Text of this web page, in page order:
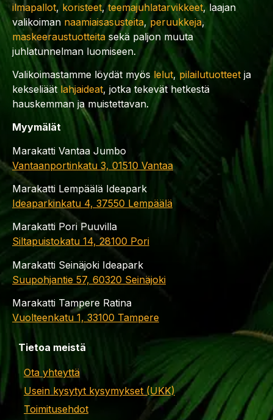
ilmapallot, koristeet,teemajuhlatarvikkeet, laajan
valikoiman naamiaisasusteita, peruukkeja,
maskeeraustuotteita sekä paljon muuta
juhlatunnelman luomiseen.
Valikoimastamme löydät myös lelut,pilailutuotteet ja
kekseliäät lahjaideat, jotka tekevät hetkestä
hauskemman ja muistettavan.
Myymälät
Marakatti Vantaa Jumbo
Vantaanportinkatu 3, 01510 Vantaa
Marakatti Lempäälä Ideapark
Ideaparkinkatu 4, 37550 Lempäälä
Marakatti Pori Puuvilla
Siltapuistokatu 14, 28100 Pori
Marakatti Seinäjoki Ideapark
Suupohjantie 57, 60320 Seinäjoki
Marakatti Tampere Ratina
Vuolteenkatu 1, 33100 Tampere
Tietoa meistä
Ota yhteyttä
Usein kysytyt kysymykset (UKK)
Toimitusehdot